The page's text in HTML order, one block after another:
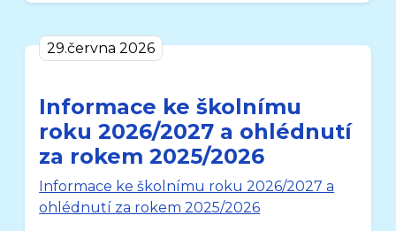
29.června 2026
Informace ke školnímu
roku 2026/2027 a ohlédnutí
za rokem 2025/2026
Informace ke školnímu roku 2026/2027 a
ohlédnutí za rokem 2025/2026